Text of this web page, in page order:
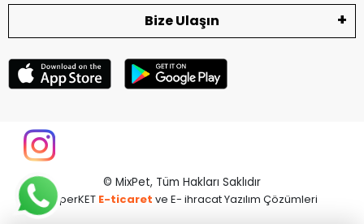
Bize Ulaşın
© MixPet, Tüm Hakları Saklıdır
superKET E-ticaret ve E- ihracat Yazılım Çözümleri